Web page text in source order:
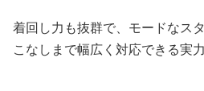
着回し力も抜群で、モードなス
こなしまで幅広く対応できる実